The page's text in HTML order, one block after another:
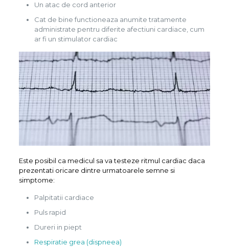
Un atac de cord anterior
Cat de bine functioneaza anumite tratamente
administrate pentru diferite afectiuni cardiace, cum
ar fi un stimulator cardiac
Este posibil ca medicul sa va testeze ritmul cardiac daca
prezentati oricare dintre urmatoarele semne si
simptome:
Palpitatii cardiace
Puls rapid
Dureri in piept
Respiratie grea (dispneea)